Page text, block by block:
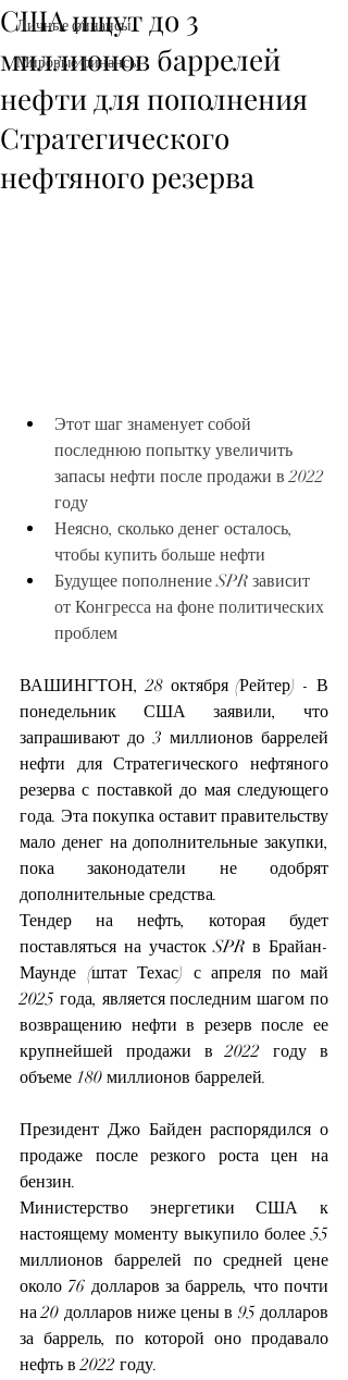
Личные финансы
Мировые финансы
США ищут до 3
миллионов баррелей
нефти для пополнения
Стратегического
нефтяного резерва
Этот шаг знаменует собой
последнюю попытку увеличить
запасы нефти после продажи в 2022
году
Неясно, сколько денег осталось,
чтобы купить больше нефти
Будущее пополнение SPR зависит
от Конгресса на фоне политических
проблем
ВАШИНГТОН, 28 октября (Рейтер) - В
понедельник США заявили, что
запрашивают до 3 миллионов баррелей
нефти для Стратегического нефтяного
резерва с поставкой до мая следующего
года. Эта покупка оставит правительству
мало денег на дополнительные закупки,
пока законодатели не одобрят
дополнительные средства.
Тендер на нефть, которая будет
поставляться на участок SPR в Брайан-
Маунде (штат Техас) с апреля по май
2025 года, является последним шагом по
возвращению нефти в резерв после ее
крупнейшей продажи в 2022 году в
объеме 180 миллионов баррелей.
Президент Джо Байден распорядился о
продаже после резкого роста цен на
бензин.
Министерство энергетики США к
настоящему моменту выкупило более 55
миллионов баррелей по средней цене
около 76 долларов за баррель, что почти
на 20 долларов ниже цены в 95 долларов
за баррель, по которой оно продавало
нефть в 2022 году.